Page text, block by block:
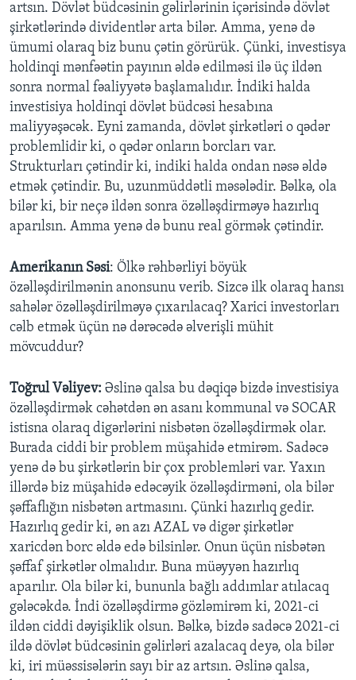
artsın. Dövlət büdcəsinin gəlirlərinin içərisində dövlət
şirkətlərində dividentlər arta bilər. Amma, yenə də
ümumi olaraq biz bunu çətin görürük. Çünki, investisya
holdinqi mənfəətin payının əldə edilməsi ilə üç ildən
sonra normal fəaliyyətə başlamalıdır. İndiki halda
investisiya holdinqi dövlət büdcəsi hesabına
maliyyəşəcək. Eyni zamanda, dövlət şirkətləri o qədər
problemlidir ki, o qədər onların borcları var.
Strukturları çətindir ki, indiki halda ondan nəsə əldə
etmək çətindir. Bu, uzunmüddətli məsələdir. Bəlkə, ola
bilər ki, bir neçə ildən sonra özəlləşdirməyə hazırlıq
aparılsın. Amma yenə də bunu real görmək çətindir.
Amerikanın Səsi: Ölkə rəhbərliyi böyük
özəlləşdirilmənin anonsunu verib. Sizcə ilk olaraq hansı
sahələr özəlləşdirilməyə çıxarılacaq? Xarici investorları
cəlb etmək üçün nə dərəcədə əlverişli mühit
mövcuddur?
Toğrul Vəliyev: Əslinə qalsa bu dəqiqə bizdə investisiya
özəlləşdirmək cəhətdən ən asanı kommunal və SOCAR
istisna olaraq digərlərini nisbətən özəlləşdirmək olar.
Burada ciddi bir problem müşahidə etmirəm. Sadəcə
yenə də bu şirkətlərin bir çox problemləri var. Yaxın
illərdə biz müşahidə edəcəyik özəlləşdirməni, ola bilər
şəffaflığın nisbətən artmasını. Çünki hazırlıq gedir.
Hazırlıq gedir ki, ən azı AZAL və digər şirkətlər
xaricdən borc əldə edə bilsinlər. Onun üçün nisbətən
şəffaf şirkətlər olmalıdır. Buna müəyyən hazırlıq
aparılır. Ola bilər ki, bununla bağlı addımlar atılacaq
gələcəkdə. İndi özəlləşdirmə gözləmirəm ki, 2021-ci
ildən ciddi dəyişiklik olsun. Bəlkə, bizdə sadəcə 2021-ci
ildə dövlət büdcəsinin gəlirləri azalacaq deyə, ola bilər
ki, iri müəssisələrin sayı bir az artsın. Əslinə qalsa,